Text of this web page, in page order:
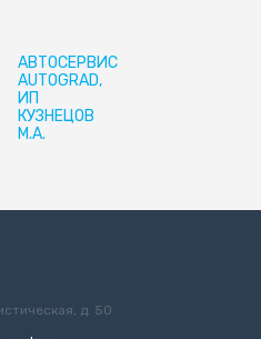
АВТОСЕРВИС
AUTOGRAD,
ИП
КУЗНЕЦОВ
М.А.
д. 50